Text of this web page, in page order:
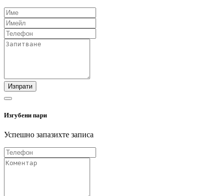
Изпрати
Изгубени пари
Успешно запазихте записа